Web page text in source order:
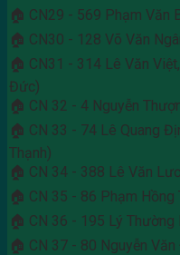
🏠 CN29 - 569 Phạm Văn
🏠 CN30 - 128 Võ Văn
🏠 CN31 - 314 Lê Văn
Đức)
🏠 CN 32 - 4 Nguyễn
🏠 CN 33 - 74 Lê Quang
Thạnh)
🏠 CN 34 - 388 Lê Văn
🏠 CN 35 - 86 Phạm Hồng
🏠 CN 36 - 195 Lý Thường
🏠 CN 37 - 80 Nguyễn